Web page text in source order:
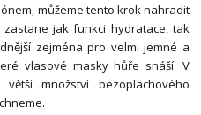
můžeme tento krok nahradit
zastane jak funkci hydratace, tak
zejména pro velmi jemné a
vlasové masky hůře snáší. V
množství bezoplachového